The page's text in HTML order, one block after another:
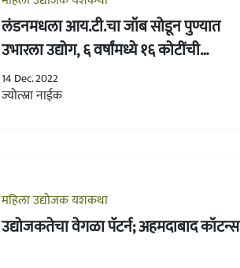
लंडनमधला आय.टी.चा जॉब सोडून पुण्यात
उभारला उद्योग, ६ वर्षांमध्ये १६ कोटींची
उलाढाल
14 Dec. 2022
ज्योत्स्ना नाईक
महिला उद्योजक यशकथा
उद्योजकतेचा वेगळा पॅटर्न; अहमदाबाद कॉटन्स